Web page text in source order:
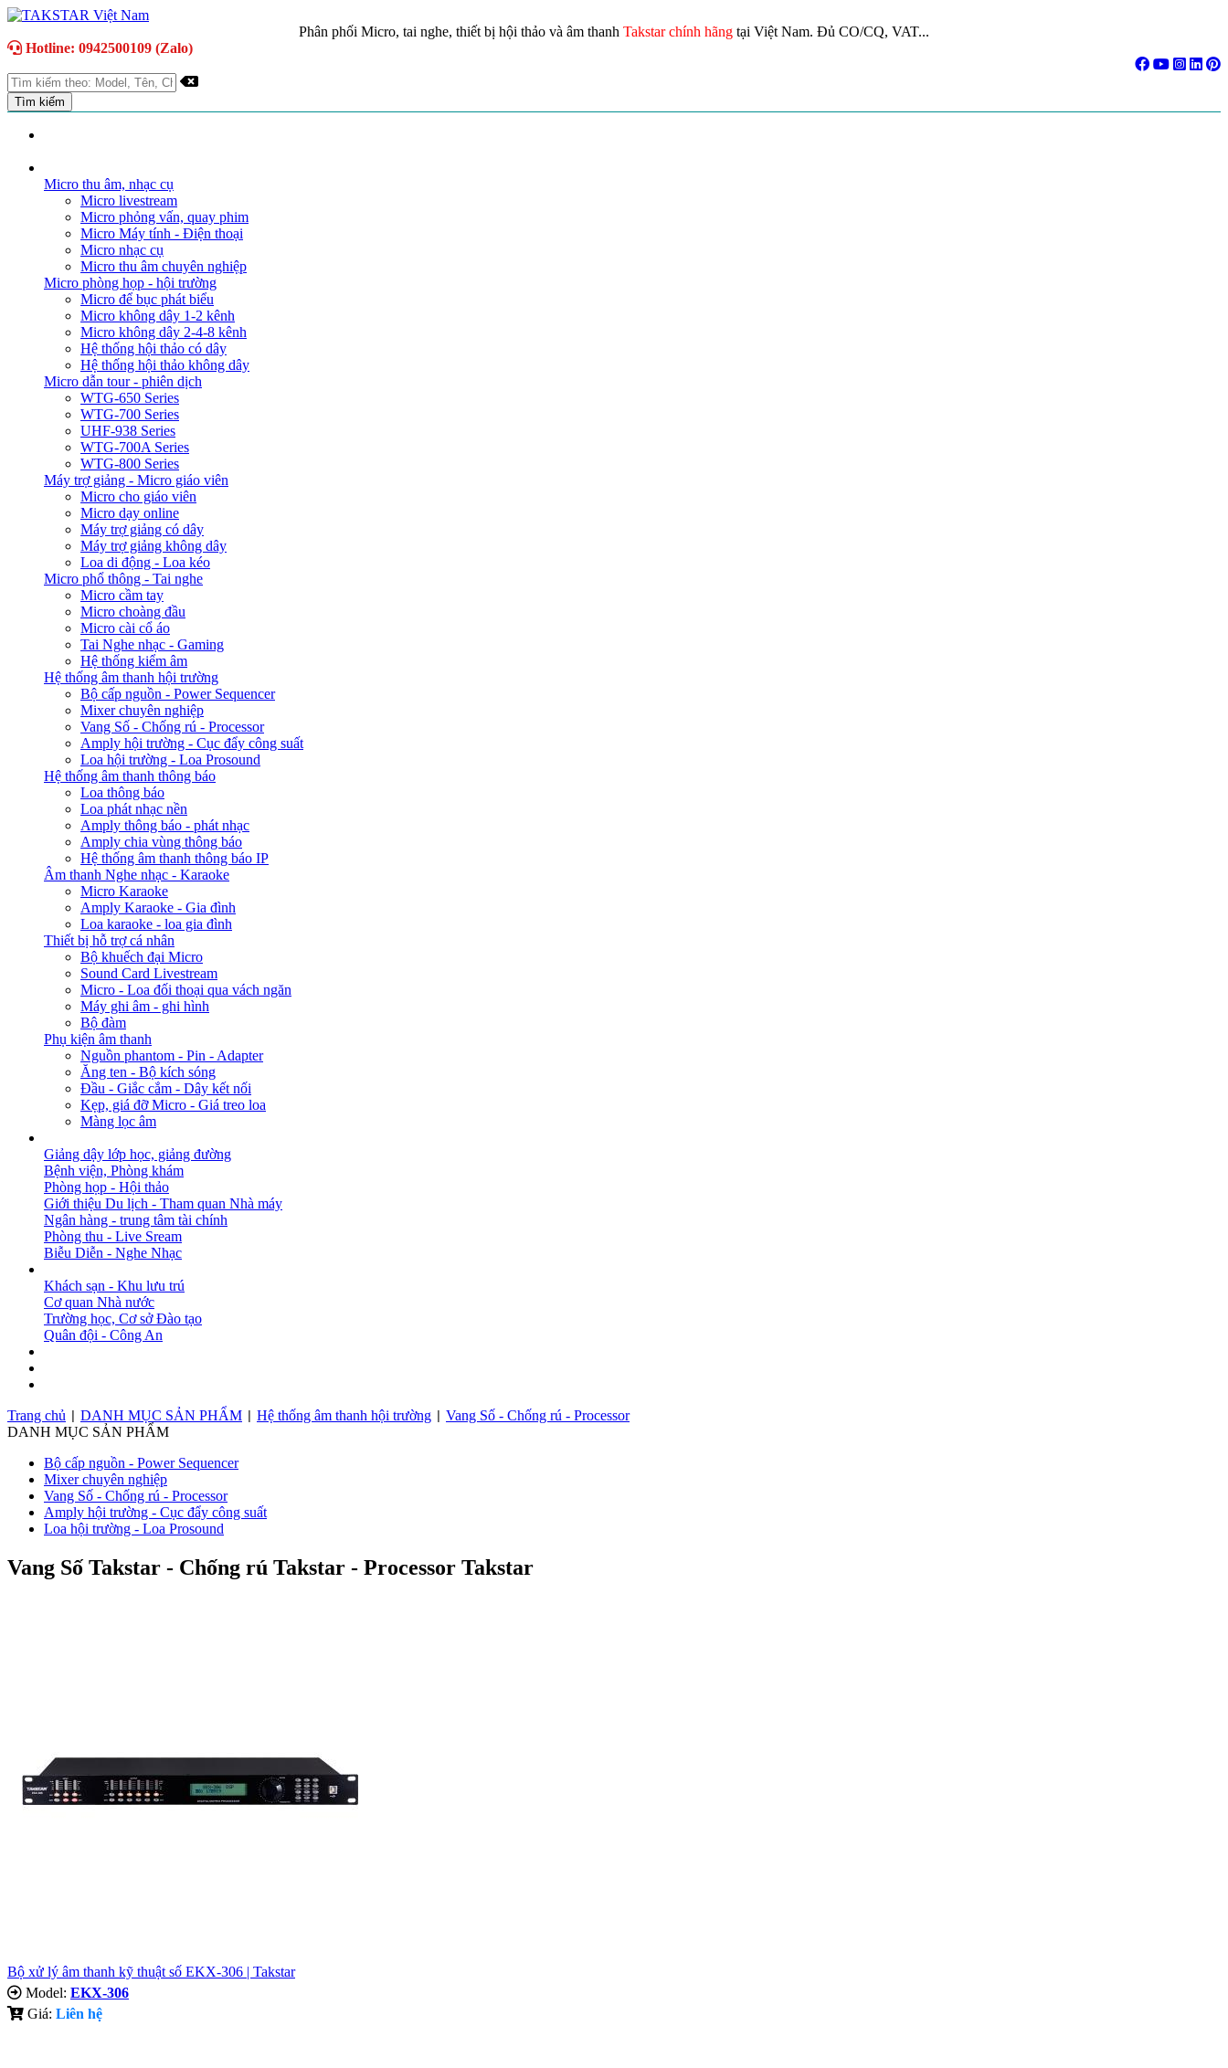
Phân phối Micro, tai nghe, thiết bị hội thảo và âm thanh Takstar chính hãng tại Việt Nam. Đủ CO/CQ, VAT...
Hotline: 0942500109 (Zalo)
Micro thu âm, nhạc cụ
Micro livestream
Micro phỏng vấn, quay phim
Micro Máy tính - Điện thoại
Micro nhạc cụ
Micro thu âm chuyên nghiệp
Micro phòng họp - hội trường
Micro để bục phát biểu
Micro không dây 1-2 kênh
Micro không dây 2-4-8 kênh
Hệ thống hội thảo có dây
Hệ thống hội thảo không dây
Micro dẫn tour - phiên dịch
WTG-650 Series
WTG-700 Series
UHF-938 Series
WTG-700A Series
WTG-800 Series
Máy trợ giảng - Micro giáo viên
Micro cho giáo viên
Micro dạy online
Máy trợ giảng có dây
Máy trợ giảng không dây
Loa di động - Loa kéo
Micro phổ thông - Tai nghe
Micro cầm tay
Micro choàng đầu
Micro cài cổ áo
Tai Nghe nhạc - Gaming
Hệ thống kiểm âm
Hệ thống âm thanh hội trường
Bộ cấp nguồn - Power Sequencer
Mixer chuyên nghiệp
Vang Số - Chống rú - Processor
Amply hội trường - Cục đẩy công suất
Loa hội trường - Loa Prosound
Hệ thống âm thanh thông báo
Loa thông báo
Loa phát nhạc nền
Amply thông báo - phát nhạc
Amply chia vùng thông báo
Hệ thống âm thanh thông báo IP
Âm thanh Nghe nhạc - Karaoke
Micro Karaoke
Amply Karaoke - Gia đình
Loa karaoke - loa gia đình
Thiết bị hỗ trợ cá nhân
Bộ khuếch đại Micro
Sound Card Livestream
Micro - Loa đối thoại qua vách ngăn
Máy ghi âm - ghi hình
Bộ đàm
Phụ kiện âm thanh
Nguồn phantom - Pin - Adapter
Ăng ten - Bộ kích sóng
Đầu - Giắc cắm - Dây kết nối
Kẹp, giá đỡ Micro - Giá treo loa
Màng lọc âm
Giảng dậy lớp học, giảng đường
Bệnh viện, Phòng khám
Phòng họp - Hội thảo
Giới thiệu Du lịch - Tham quan Nhà máy
Ngân hàng - trung tâm tài chính
Phòng thu - Live Sream
Biễu Diễn - Nghe Nhạc
Khách sạn - Khu lưu trú
Cơ quan Nhà nước
Trường học, Cơ sở Đào tạo
Quân đội - Công An
Trang chủ
DANH MỤC SẢN PHẨM Hệ thống âm thanh hội trường
Vang Số - Chống rú - Processor
DANH MỤC SẢN PHẨM
Bộ cấp nguồn - Power Sequencer
Mixer chuyên nghiệp
Vang Số - Chống rú - Processor
Amply hội trường - Cục đẩy công suất
Loa hội trường - Loa Prosound
Vang Số Takstar - Chống rú Takstar - Processor Takstar
Bộ xử lý âm thanh kỹ thuật số EKX-306 | Takstar
Model: EKX-306
Giá: Liên hệ